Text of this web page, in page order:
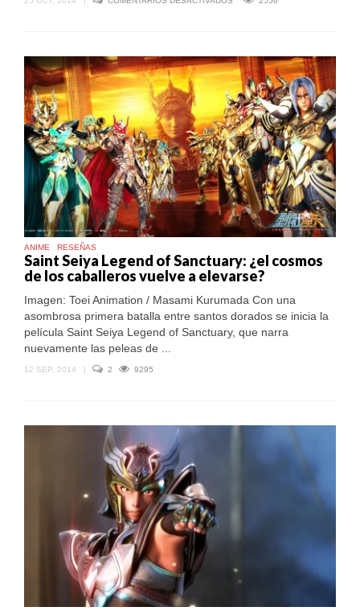
A
LA
VISTA?
ANIME RESEÑAS
Saint Seiya Legend of Sanctuary: ¿el cosmos
de los caballeros vuelve a elevarse?
Imagen: Toei Animation / Masami Kurumada Con una
asombrosa primera batalla entre santos dorados se inicia la
película Saint Seiya Legend of Sanctuary, que narra
nuevamente las peleas de ...
12 SEP, 2014 2 9295